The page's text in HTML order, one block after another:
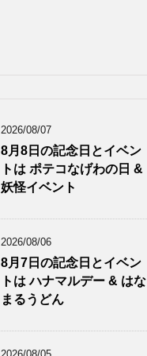
2026/08/07
8月8日の記念日とイベン
トは ポテコなげわの日 &
妖怪イベント
2026/08/06
8月7日の記念日とイベン
トは ハナマルデー & はな
まるうどん